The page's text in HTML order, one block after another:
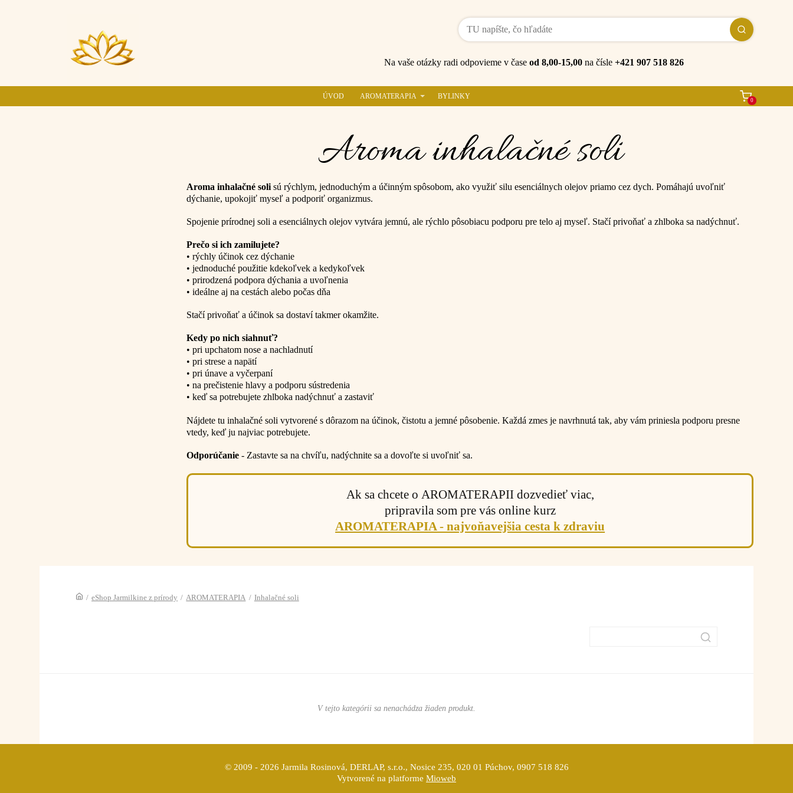
Na vaše otázky radi odpovieme v časeod 8,00-15,00 na čísle+421 907 518 826
ÚVOD AROMATERAPIA BYLINKY 0
Aroma inhalačné soli
Aroma inhalačné soli sú rýchlym, jednoduchým a účinným spôsobom, ako využiť silu esenciálnych olejov priamo cez dych. Pomáhajú uvoľniť
dýchanie, upokojiť myseľ a podporiť organizmus.
Spojenie prírodnej soli a esenciálnych olejov vytvára jemnú, ale rýchlo pôsobiacu podporu pre telo aj myseľ. Stačí privoňať a zhlboka sa nadýchnuť.
Prečo si ich zamilujete?
• rýchly účinok cez dýchanie
• jednoduché použitie kdekoľvek a kedykoľvek
• prirodzená podpora dýchania a uvoľnenia
• ideálne aj na cestách alebo počas dňa
Stačí privoňať a účinok sa dostaví takmer okamžite.
Kedy po nich siahnuť?
• pri upchatom nose a nachladnutí
• pri strese a napätí
• pri únave a vyčerpaní
• na prečistenie hlavy a podporu sústredenia
• keď sa potrebujete zhlboka nadýchnuť a zastaviť
Nájdete tu inhalačné soli vytvorené s dôrazom na účinok, čistotu a jemné pôsobenie. Každá zmes je navrhnutá tak, aby vám priniesla podporu presne
vtedy, keď ju najviac potrebujete.
Odporúčanie - Zastavte sa na chvíľu, nadýchnite sa a dovoľte si uvoľniť sa.
Ak sa chcete o AROMATERAPII dozvedieť viac,
pripravila som pre vás online kurz
AROMATERAPIA - najvoňavejšia cesta k zdraviu
/ eShop Jarmilkine z prírody / AROMATERAPIA / Inhalačné soli
V tejto kategórii sa nenachádza žiaden produkt.
© 2009 - 2026 Jarmila Rosinová, DERLAP, s.r.o., Nosice 235, 020 01 Púchov, 0907 518 826
Vytvorené na platforme Mioweb